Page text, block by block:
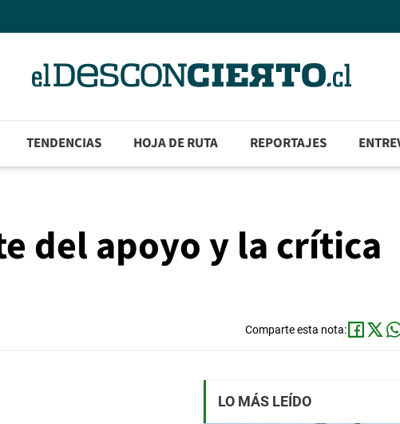
TENDENCIAS HOJA DE RUTA REPORTAJES
del apoyo y la crítica
Comparte esta nota:
LO MÁS LEÍDO